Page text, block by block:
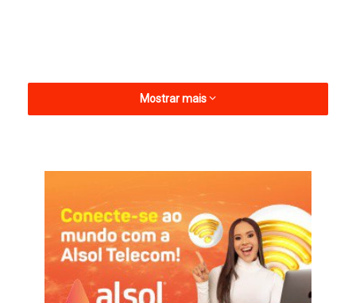
Adriano chega ao Treze após boa campanha pelo Foz do
Iguaçu no Campeonato Paranaense, onde classificou o time
para a segunda fase e garantiu calendário nacional para a
equipe em 2027. No Galo, ele terá a missão de substituir
Roberto Fernandes, que não conseguiu colocar o clube de
Mostrar mais